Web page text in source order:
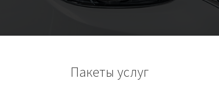
Пакеты услуг